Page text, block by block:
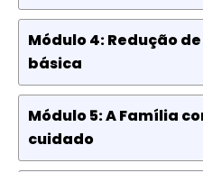
Módulo 4: Redução
básica
Módulo 5: A Família
cuidado